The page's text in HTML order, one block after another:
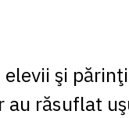
şi
răsuflat